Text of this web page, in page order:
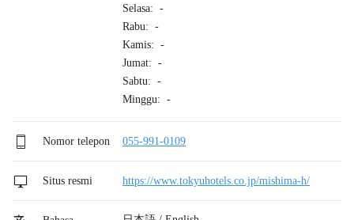
Selasa: -
Rabu: -
Kamis: -
Jumat: -
Sabtu: -
Minggu: -
Nomor telepon 055-991-0109
Situs resmi https://www.tokyuhotels.co.jp/mishima-h/